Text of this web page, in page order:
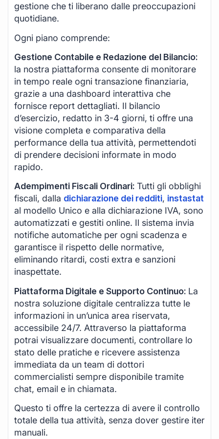
gestione che ti liberano dalle preoccupazioni
quotidiane.
Ogni piano comprende:
Gestione Contabile e Redazione del Bilancio:
la nostra piattaforma consente di monitorare
in tempo reale ogni transazione finanziaria,
grazie a una dashboard interattiva che
fornisce report dettagliati. Il bilancio
d’esercizio, redatto in 3-4 giorni, ti offre una
visione completa e comparativa della
performance della tua attività, permettendoti
di prendere decisioni informate in modo
rapido.
Adempimenti Fiscali Ordinari: Tutti gli obblighi
fiscali, dalla dichiarazione dei redditi, instastat
al modello Unico e alla dichiarazione IVA, sono
automatizzati e gestiti online. Il sistema invia
notifiche automatiche per ogni scadenza e
garantisce il rispetto delle normative,
eliminando ritardi, costi extra e sanzioni
inaspettate.
Piattaforma Digitale e Supporto Continuo: La
nostra soluzione digitale centralizza tutte le
informazioni in un’unica area riservata,
accessibile 24/7. Attraverso la piattaforma
potrai visualizzare documenti, controllare lo
stato delle pratiche e ricevere assistenza
immediata da un team di dottori
commercialisti sempre disponibile tramite
chat, email e in chiamata.
Questo ti offre la certezza di avere il controllo
totale della tua attività, senza dover gestire iter
manuali.